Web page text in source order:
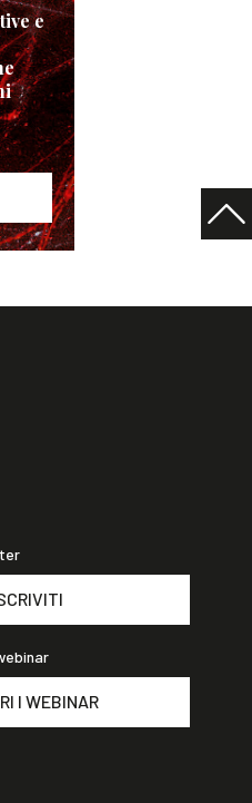
e
I WEBINAR